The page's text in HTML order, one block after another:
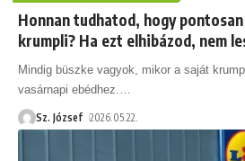
Honnan tudhatod, hogy
krumpli? Ha ezt elhibázod, nem
Mindig büszke vagyok, mikor a saját
vasárnapi ebédhez.
Sz. József 2026.05.22.